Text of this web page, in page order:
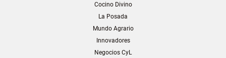
Cocino Divino
La Posada
Mundo Agrario
Innovadores
Negocios CyL